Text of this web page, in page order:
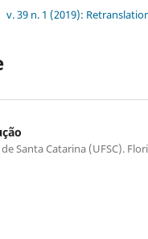
v. 39 n. 1 (2019):
Santa Catarina (UFSC).